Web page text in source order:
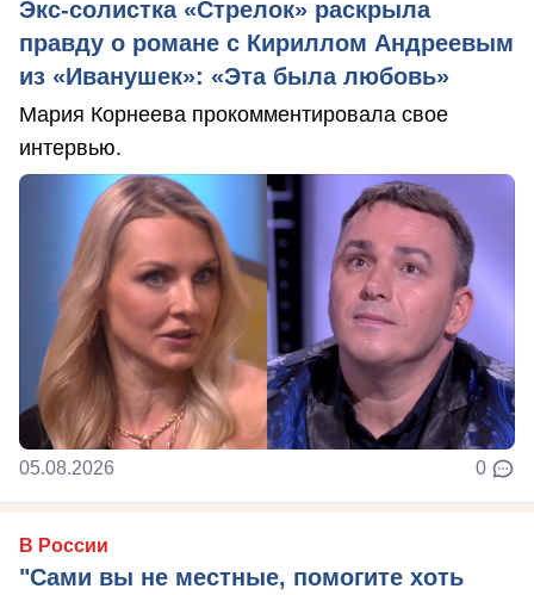
Экс-солистка «Стрелок» раскрыла
правду о романе с Кириллом Андреевым
из «Иванушек»: «Эта была любовь»
Мария Корнеева прокомментировала свое
интервью.
05.08.2026 0
В России
"Сами вы не местные, помогите хоть